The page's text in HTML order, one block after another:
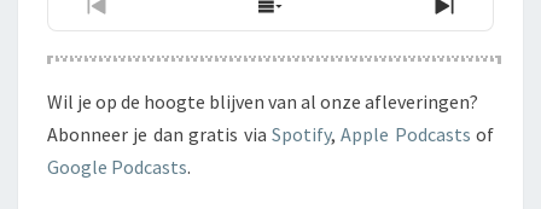
Previous
Episode
Show
Episodes
List
Next
Episode
Wil je op de hoogte blijven van al onze afleveringen?
Abonneer je dan gratis via Spotify,Apple Podcasts of
Google Podcasts.